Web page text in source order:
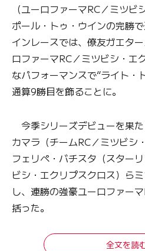
（ユーロファーマRC／ミツ
ポール・トゥ・ウインの完勝
インレースでは、僚友ガエタ
ロファーマRC／ミツビシ・エ
なパフォーマンスで“ライト・
通算9勝目を飾ることに。
今季シリーズデビューを果
カマラ（チームRC／ミツビシ
フェリペ・バチスタ（スター
ビシ・エクリプスクロス）ら
し、連勝の強豪ユーロファー
括った。
全文を読